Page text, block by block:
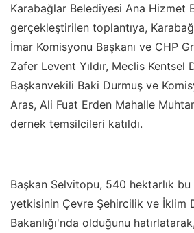
Karabağlar Belediyesi Ana Hizmet
gerçekleştirilen toplantıya,
İmar Komisyonu Başkanı ve CHP
Zafer Levent Yıldır, Meclis Kentsel
Başkanvekili Baki Durmuş ve
Aras, Ali Fuat Erden Mahalle
dernek temsilcileri katıldı.
Başkan Selvitopu, 540 hektarlık
yetkisinin Çevre Şehircilik ve İklim
Bakanlığı'nda olduğunu